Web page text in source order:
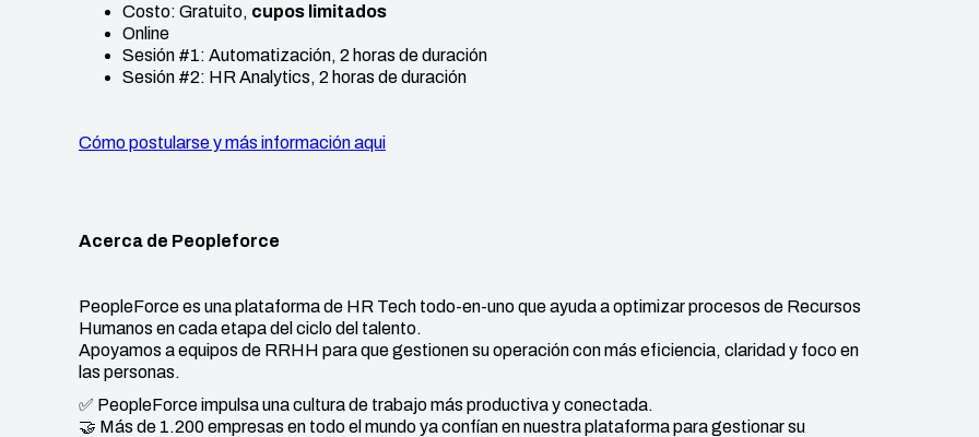
Costo: Gratuito, cupos limitados
Online
Sesión #1: Automatización, 2 horas de duración
Sesión #2: HR Analytics, 2 horas de duración
Cómo postularse y más información aqui
Acerca de Peopleforce
PeopleForce es una plataforma de HR Tech todo-en-uno que ayuda a optimizar procesos de Recursos
Humanos en cada etapa del ciclo del talento.
Apoyamos a equipos de RRHH para que gestionen su operación con más eficiencia, claridad y foco en
las personas.
✅ PeopleForce impulsa una cultura de trabajo más productiva y conectada.
🤝 Más de 1.200 empresas en todo el mundo ya confían en nuestra plataforma para gestionar su